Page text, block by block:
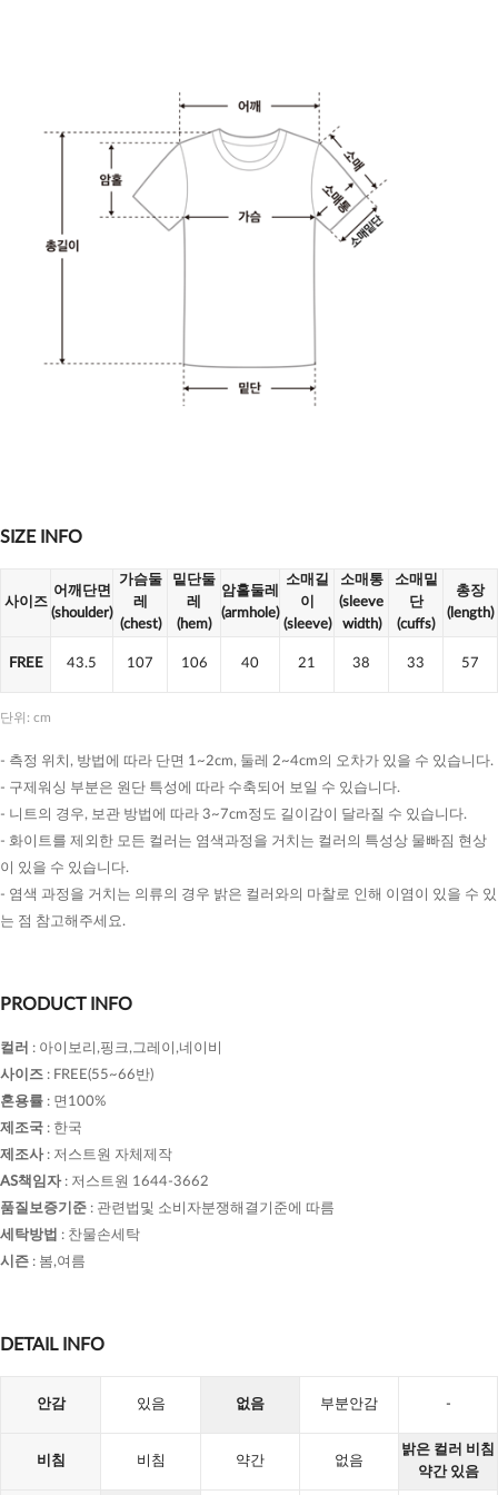
SIZE INFO
사이즈
어깨단면
(shoulder)
가슴둘
레
(chest)
밑단둘
레
(hem)
암홀둘레
(armhole)
소매길
이
(sleeve)
소매통
(sleeve
width)
소매밑
단
(cuffs)
총장
(length)
FREE 43.5 107 106 40 21 38 33 57
단위: cm
- 측정 위치, 방법에 따라 단면 1~2cm, 둘레 2~4cm의 오차가 있을 수 있습니다.
- 구제워싱 부분은 원단 특성에 따라 수축되어 보일 수 있습니다.
- 니트의 경우, 보관 방법에 따라 3~7cm정도 길이감이 달라질 수 있습니다.
- 화이트를 제외한 모든 컬러는 염색과정을 거치는 컬러의 특성상 물빠짐 현상
이 있을 수 있습니다.
- 염색 과정을 거치는 의류의 경우 밝은 컬러와의 마찰로 인해 이염이 있을 수 있
는 점 참고해주세요.
PRODUCT INFO
컬러 : 아이보리,핑크,그레이,네이비
사이즈 : FREE(55~66반)
혼용률 : 면100%
제조국 : 한국
제조사: 저스트원 자체제작
AS책임자: 저스트원 1644-3662
품질보증기준 : 관련법및 소비자분쟁해결기준에 따름
세탁방법 : 찬물손세탁
시즌 : 봄,여름
DETAIL INFO
안감 있음 없음 부분안감 -
비침 비침 약간 없음
밝은 컬러 비침
약간 있음